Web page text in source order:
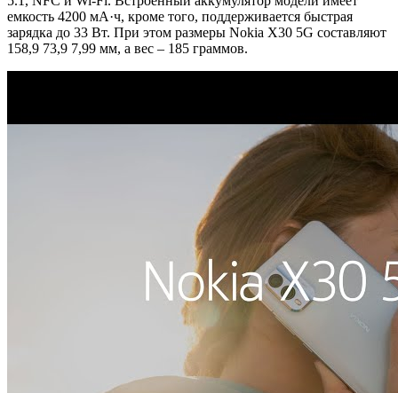
емкость 4200 мА·ч, кроме того, поддерживается быстрая
зарядка до 33 Вт. При этом размеры Nokia X30 5G составляют
158,9 73,9 7,99 мм, а вес – 185 граммов.